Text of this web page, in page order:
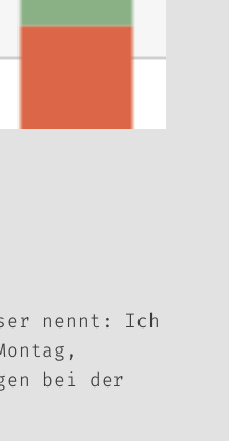
nennt: Ich
bei der